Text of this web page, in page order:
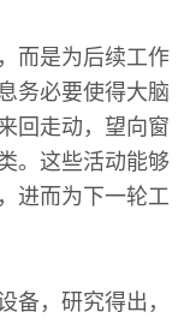
而是为后续工作
务必要使得大脑
回走动，望向窗
。这些活动能够
进而为下一轮工
备，研究得出，